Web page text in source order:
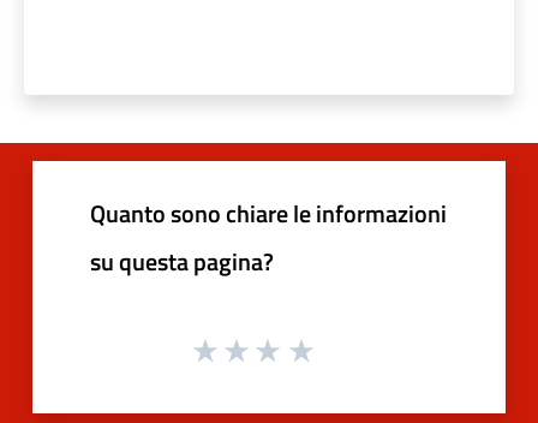
Quanto sono chiare le informazioni
su questa pagina?